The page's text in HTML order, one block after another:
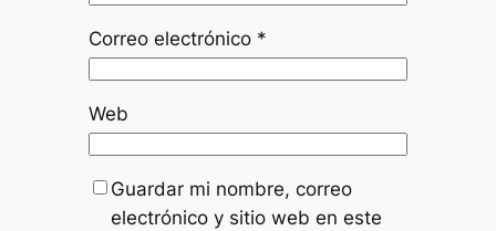
Correo electrónico *
Web
Guardar mi nombre, correo
electrónico y sitio web en este